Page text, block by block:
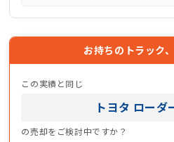
お持ちのトラック
この実績と同じ
トヨタ ローダ
の売却をご検討中ですか？